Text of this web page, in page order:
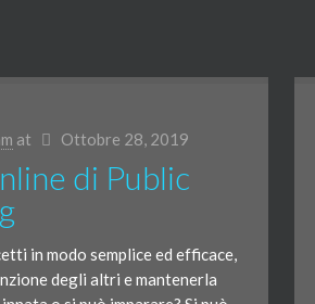
at Ottobre 28, 2019
di Public
in modo semplice ed efficace,
degli altri e mantenerla